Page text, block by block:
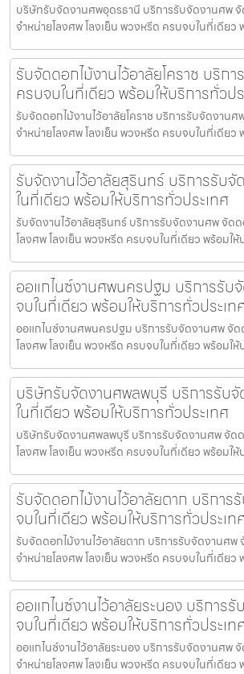
บริษัทรับจัดงานศพอุดรธานี บริการรับจัดงานศพ
จำหน่ายโลงศพ โลงเย็น พวงหรีด ครบจบในที่เดียว
รับจัดดอกไม้งานไว้อาลัยโคราช บริก
ครบจบในที่เดียว พร้อมให้บริการทั่วป
รับจัดดอกไม้งานไว้อาลัยโคราช บริการรับจัดงาน
จำหน่ายโลงศพ โลงเย็น พวงหรีด ครบจบในที่เดียว
รับจัดงานไว้อาลัยสุรินทร์ บริการรับ
ในที่เดียว พร้อมให้บริการทั่วประเทศ
รับจัดงานไว้อาลัยสุรินทร์ บริการรับจัดงานศพ จัด
โลงศพ โลงเย็น พวงหรีด ครบจบในที่เดียว พร้อมใ
ออแกไนซ์งานศพนครปฐม บริการรับ
จบในที่เดียว พร้อมให้บริการทั่วประเท
ออแกไนซ์งานศพนครปฐม บริการรับจัดงานศพ จัด
โลงศพ โลงเย็น พวงหรีด ครบจบในที่เดียว พร้อมให้
บริษัทรับจัดงานศพลพบุรี บริการรับ
ในที่เดียว พร้อมให้บริการทั่วประเทศ
บริษัทรับจัดงานศพลพบุรี บริการรับจัดงานศพ จัด
โลงศพ โลงเย็น พวงหรีด ครบจบในที่เดียว พร้อมให้
รับจัดดอกไม้งานไว้อาลัยตาก บริกา
จบในที่เดียว พร้อมให้บริการทั่วประเท
รับจัดดอกไม้งานไว้อาลัยตาก บริการรับจัดงานศ
จำหน่ายโลงศพ โลงเย็น พวงหรีด ครบจบในที่เดียว
ออแกไนซ์งานไว้อาลัยระนอง บริการ
จบในที่เดียว พร้อมให้บริการทั่วประเท
ออแกไนซ์งานไว้อาลัยระนอง บริการรับจัดงานศพ
จำหน่ายโลงศพ โลงเย็น พวงหรีด ครบจบในที่เดียว